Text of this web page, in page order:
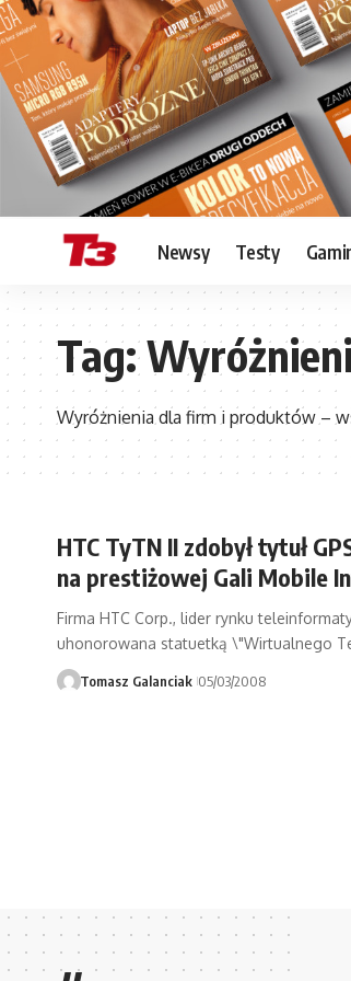
Newsy Testy
Tag:
Wyróżnienia dla firm i produktów –
HTC TyTN II zdobył tytuł
na prestiżowej Gali Mobile
Firma HTC Corp., lider rynku
uhonorowana statuetką \"Wirtualnego
Tomasz Galanciak 05/03/2008